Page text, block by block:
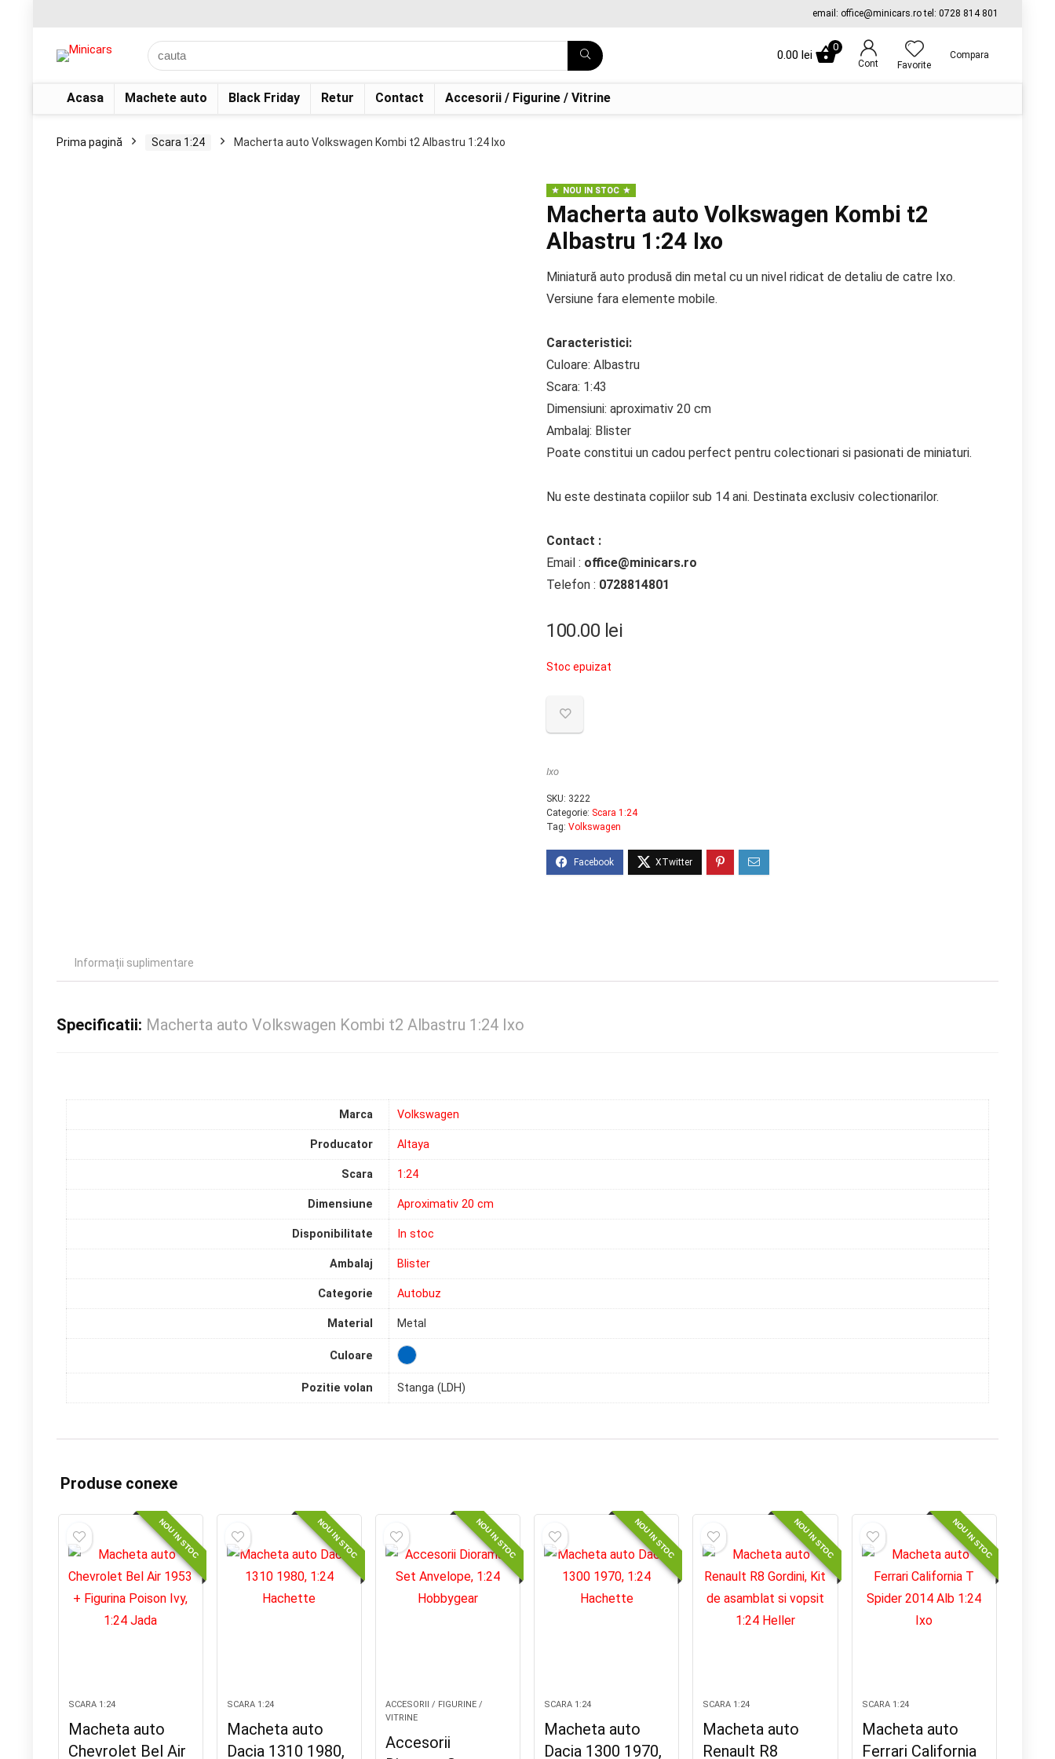
email: office@minicars.ro tel: 0728 814 801
0.00 lei
0
Cont Favorite
Compara
Acasa Machete auto Black Friday Retur Contact Accesorii / Figurine / Vitrine
Prima pagină Scara 1:24 Macherta auto Volkswagen Kombi t2 Albastru 1:24 Ixo
NOU IN STOC
Macherta auto Volkswagen Kombi t2
Albastru 1:24 Ixo
Miniatură auto produsă din metal cu un nivel ridicat de detaliu de catre Ixo.
Versiune fara elemente mobile.
Caracteristici:
Culoare: Albastru
Scara: 1:43
Dimensiuni: aproximativ 20 cm
Ambalaj: Blister
Poate constitui un cadou perfect pentru colectionari si pasionati de miniaturi.
Nu este destinata copiilor sub 14 ani. Destinata exclusiv colectionarilor.
Contact :
Email : office@minicars.ro
Telefon : 0728814801
100.00 lei
Stoc epuizat
Ixo
SKU: 3222
Categorie: Scara 1:24
Tag: Volkswagen
Informații suplimentare
Specificatii: Macherta auto Volkswagen Kombi t2 Albastru 1:24 Ixo
Marca Volkswagen
Producator Altaya
Scara 1:24
Dimensiune Aproximativ 20 cm
Disponibilitate In stoc
Ambalaj Blister
Categorie Autobuz
Material Metal
Culoare
Pozitie volan Stanga (LDH)
Produse conexe
NOU IN STOC
SCARA 1:24
Macheta auto
Chevrolet Bel Air
NOU IN STOC
SCARA 1:24
Macheta auto
Dacia 1310 1980,
NOU IN STOC
ACCESORII / FIGURINE /
VITRINE
Accesorii
NOU IN STOC
SCARA 1:24
Macheta auto
Dacia 1300 1970,
NOU IN STOC
SCARA 1:24
Macheta auto
Renault R8
NOU IN STOC
SCARA 1:24
Macheta auto
Ferrari California